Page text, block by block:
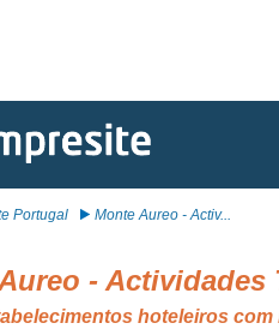
Portugal Monte Aureo - Activ...
- Actividades
hoteleiros com